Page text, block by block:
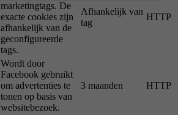
marketingtags. De
exacte cookies zijn
afhankelijk van de
geconfigureerde
tags.
Afhankelijk van
tag
HTTP
Wordt door
Facebook gebruikt
om advertenties te
tonen op basis van
websitebezoek.
3 maanden HTTP